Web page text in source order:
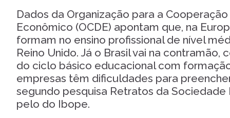
Dados da Organização para a
Econômico (OCDE) apontam que, na
formam no ensino profissional de nível
Reino Unido. Já o Brasil vai na contramão,
do ciclo básico educacional com
empresas têm dificuldades para
segundo pesquisa Retratos da Sociedade
pelo do Ibope.